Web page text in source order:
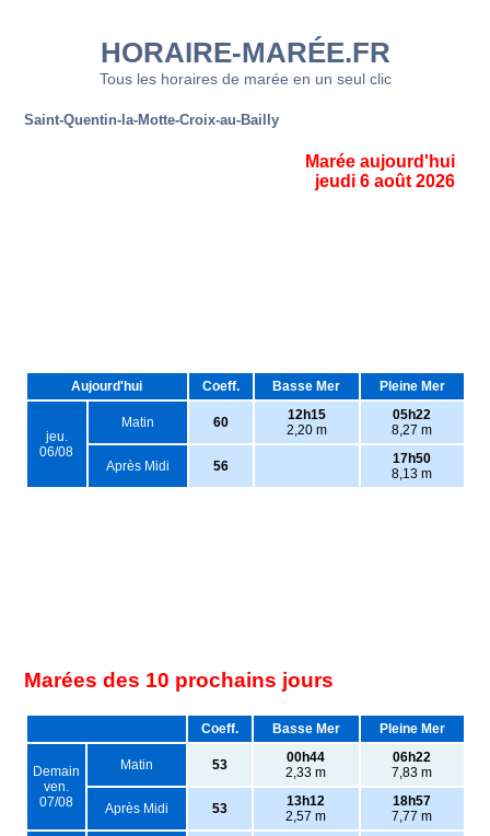
HORAIRE-MARÉE.FR
Tous les horaires de marée en un seul clic
Saint-Quentin-la-Motte-Croix-au-Bailly
Marée aujourd'hui
jeudi 6 août 2026
Aujourd'hui Coeff. Basse Mer Pleine Mer
jeu.
06/08
Matin 60
12h15
2,20 m
05h22
8,27 m
Après Midi 56
17h50
8,13 m
Marées des 10 prochains jours
Coeff. Basse Mer Pleine Mer
Demain
ven.
07/08
Matin 53
00h44
2,33 m
06h22
7,83 m
Après Midi 53
13h12
2,57 m
18h57
7,77 m